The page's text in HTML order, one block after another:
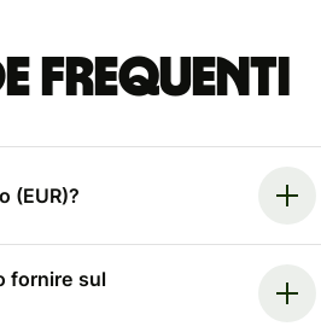
frequenti
(EUR)?
fornire sul